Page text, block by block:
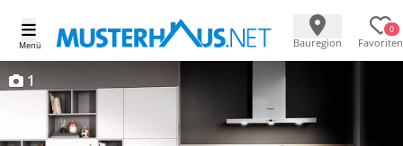
Menü Bauregion
0
Favoriten
1